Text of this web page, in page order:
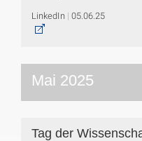
LinkedIn 05.06.25
Mai 2025
Tag der